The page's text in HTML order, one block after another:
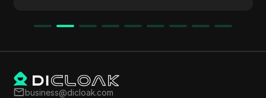
business@dicloak.com